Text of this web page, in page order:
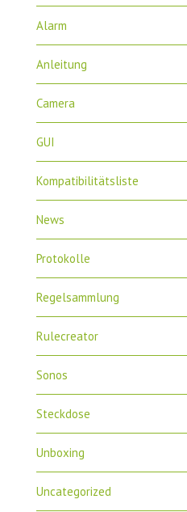
Alarm
Anleitung
Camera
GUI
Kompatibilitätsliste
News
Protokolle
Regelsammlung
Rulecreator
Sonos
Steckdose
Unboxing
Uncategorized